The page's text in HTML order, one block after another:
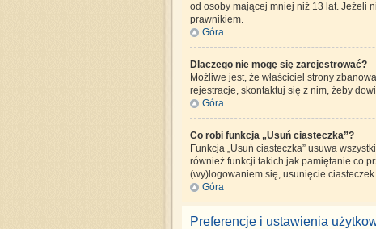
od osoby mającej mniej niż 13 lat. Jeżeli
prawnikiem.
Góra
Dlaczego nie mogę się zarejestrować?
Możliwe jest, że właściciel strony
rejestracje, skontaktuj się z nim, żeby
Góra
Co robi funkcja „Usuń ciasteczka”?
Funkcja „Usuń ciasteczka” usuwa
również funkcji takich jak pamiętanie co
(wy)logowaniem się, usunięcie
Góra
Preferencje i ustawienia